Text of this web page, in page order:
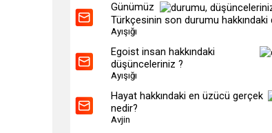
Günümüz
Türkçesinin son durumu hakkındaki
Ayışığı
Egoist insan hakkındaki
düşünceleriniz ?
Ayışığı
Hayat hakkındaki en üzücü gerçek
nedir?
Avjin